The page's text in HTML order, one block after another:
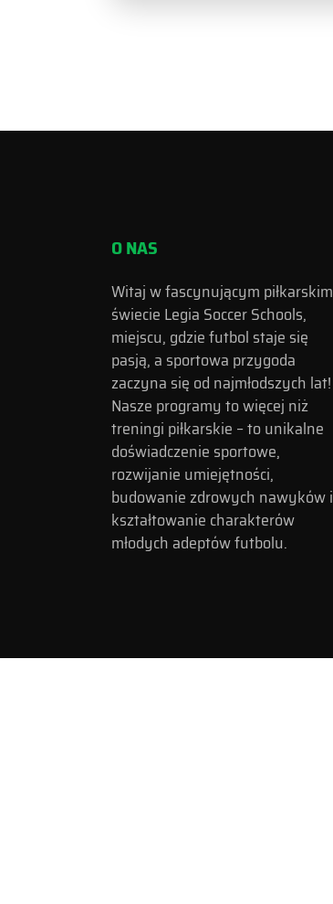
O NAS
Witaj w fascynującym piłkarskim
świecie Legia Soccer Schools,
miejscu, gdzie futbol staje się
pasją, a sportowa przygoda
zaczyna się od najmłodszych lat!
Nasze programy to więcej niż
treningi piłkarskie – to unikalne
doświadczenie sportowe,
rozwijanie umiejętności,
budowanie zdrowych nawyków i
kształtowanie charakterów
młodych adeptów futbolu.